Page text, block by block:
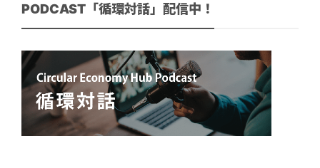
PODCAST「循環対話」配信中！